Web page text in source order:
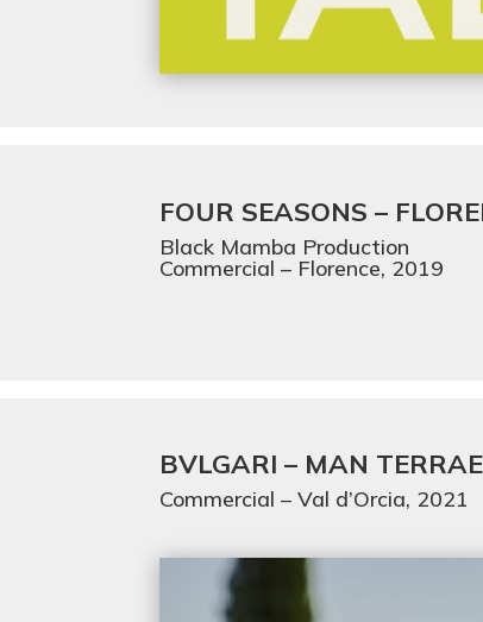
FOUR SEASONS –
Black Mamba Production
Commercial – Florence, 2019
BVLGARI – MAN
Commercial – Val d’Orcia, 2021